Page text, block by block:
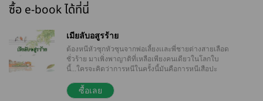
ซื้อ e-book ได้ที่นี่
เมียลับอสูรร้าย
ต้องหนีหัวซุกหัวซุนจากพ่อเลี้ยงเเละพี่ชายต่างสายเลือด
ชั่วร้าย มาเพิ่งพาญาติที่เหลือเพียงคนเดียวในโลกใบ
นี้...ใครจะคิดว่าการหนีในครั้งนี้มันคือการหนีเสือปะ
วันดิ้นหลุด
ซื้อเลย